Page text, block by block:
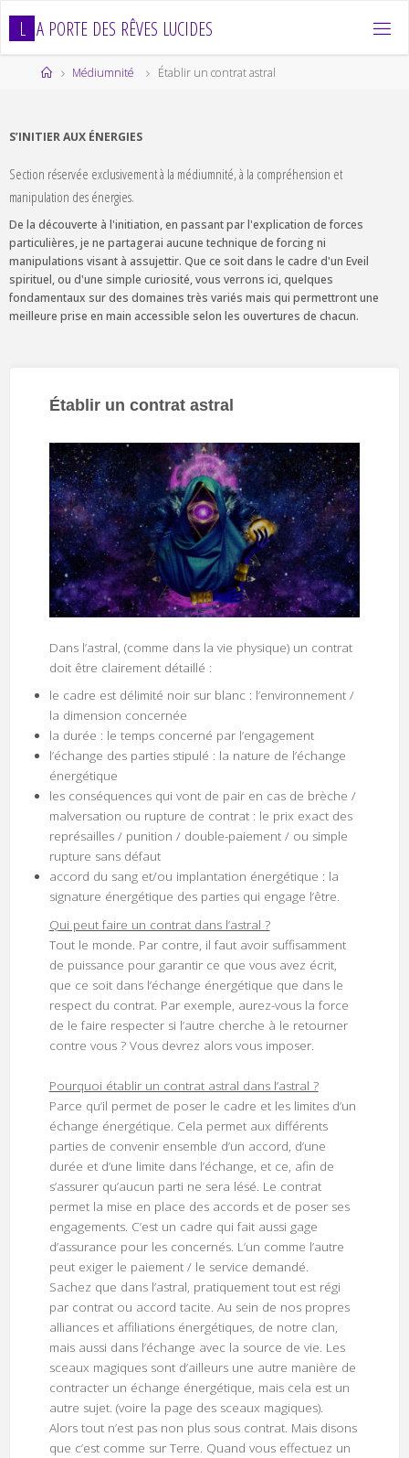
L A PORTE DES RÊVES LUCIDES
HomeMédiumnité Établir un contrat astral
S’INITIER AUX ÉNERGIES
Section réservée exclusivement à la médiumnité, à la compréhension et
manipulation des énergies.
De la découverte à l'initiation, en passant par l'explication de forces
particulières, je ne partagerai aucune technique de forcing ni
manipulations visant à assujettir. Que ce soit dans le cadre d'un Eveil
spirituel, ou d'une simple curiosité, vous verrons ici, quelques
fondamentaux sur des domaines très variés mais qui permettront une
meilleure prise en main accessible selon les ouvertures de chacun.
Établir un contrat astral
Dans l’astral, (comme dans la vie physique) un contrat
doit être clairement détaillé :
le cadre est délimité noir sur blanc : l’environnement /
la dimension concernée
la durée : le temps concerné par l’engagement
l’échange des parties stipulé : la nature de l’échange
énergétique
les conséquences qui vont de pair en cas de brèche /
malversation ou rupture de contrat : le prix exact des
représailles / punition / double-paiement / ou simple
rupture sans défaut
accord du sang et/ou implantation énergétique : la
signature énergétique des parties qui engage l’être.
Qui peut faire un contrat dans l’astral ?
Tout le monde. Par contre, il faut avoir suffisamment
de puissance pour garantir ce que vous avez écrit,
que ce soit dans l’échange énergétique que dans le
respect du contrat. Par exemple, aurez-vous la force
de le faire respecter si l’autre cherche à le retourner
contre vous ? Vous devrez alors vous imposer.
Pourquoi établir un contrat astral dans l’astral ?
Parce qu’il permet de poser le cadre et les limites d’un
échange énergétique. Cela permet aux différents
parties de convenir ensemble d’un accord, d’une
durée et d’une limite dans l’échange, et ce, afin de
s’assurer qu’aucun parti ne sera lésé. Le contrat
permet la mise en place des accords et de poser ses
engagements. C’est un cadre qui fait aussi gage
d’assurance pour les concernés. L’un comme l’autre
peut exiger le paiement / le service demandé.
Sachez que dans l’astral, pratiquement tout est régi
par contrat ou accord tacite. Au sein de nos propres
alliances et affiliations énergétiques, de notre clan,
mais aussi dans l’échange avec la source de vie. Les
sceaux magiques sont d’ailleurs une autre manière de
contracter un échange énergétique, mais cela est un
autre sujet. (voire la page des sceaux magiques).
Alors tout n’est pas non plus sous contrat. Mais disons
que c’est comme sur Terre. Quand vous effectuez un